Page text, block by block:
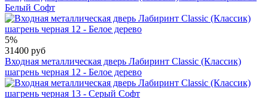
Белый Софт
5%
31400 руб
Входная металлическая дверь Лабиринт Classic (Классик)
шагрень черная 12 - Белое дерево